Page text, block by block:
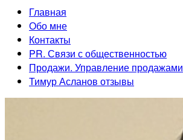
Главная
Обо мне
Контакты
PR. Связи с общественностью
Продажи. Управление продажами
Тимур Асланов отзывы